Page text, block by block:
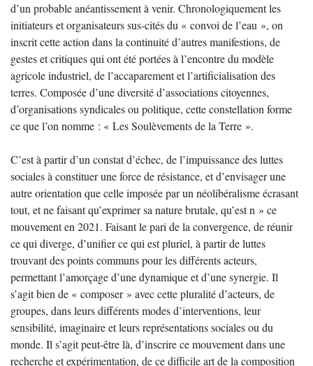
d’un probable anéantissement à venir. Chronologiquement les
initiateurs et organisateurs sus-cités du « convoi de l’eau », on
inscrit cette action dans la continuité d’autres manifestions, de
gestes et critiques qui ont été portées à l’encontre du modèle
agricole industriel, de l’accaparement et l’artificialisation des
terres. Composée d’une diversité d’associations citoyennes,
d’organisations syndicales ou politique, cette constellation forme
ce que l’on nomme : « Les Soulèvements de la Terre ».
C’est à partir d’un constat d’échec, de l’impuissance des luttes
sociales à constituer une force de résistance, et d’envisager une
autre orientation que celle imposée par un néolibéralisme écrasant
tout, et ne faisant qu’exprimer sa nature brutale, qu’est n » ce
mouvement en 2021. Faisant le pari de la convergence, de réunir
ce qui diverge, d’unifier ce qui est pluriel, à partir de luttes
trouvant des points communs pour les différents acteurs,
permettant l’amorçage d’une dynamique et d’une synergie. Il
s’agit bien de « composer » avec cette pluralité d’acteurs, de
groupes, dans leurs différents modes d’interventions, leur
sensibilité, imaginaire et leurs représentations sociales ou du
monde. Il s’agit peut-être là, d’inscrire ce mouvement dans une
recherche et expérimentation, de ce difficile art de la composition